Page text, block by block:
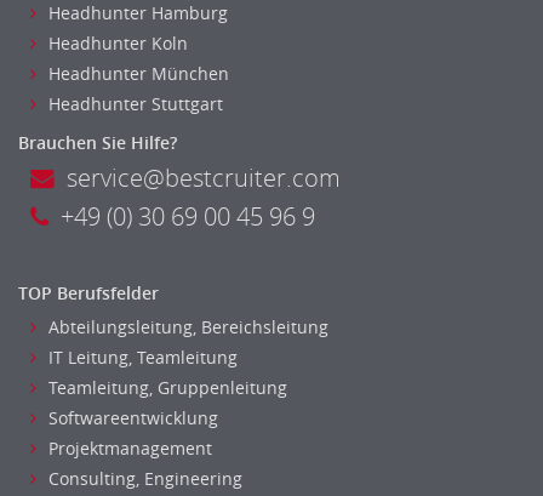
Headhunter Hamburg
Headhunter Koln
Headhunter München
Headhunter Stuttgart
Brauchen Sie Hilfe?
service@bestcruiter.com
+49 (0) 30 69 00 45 96 9
TOP Berufsfelder
Abteilungsleitung, Bereichsleitung
IT Leitung, Teamleitung
Teamleitung, Gruppenleitung
Softwareentwicklung
Projektmanagement
Consulting, Engineering